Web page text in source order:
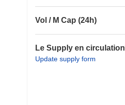
Vol / M Cap (24h)
Le Supply en circulation
Update supply form